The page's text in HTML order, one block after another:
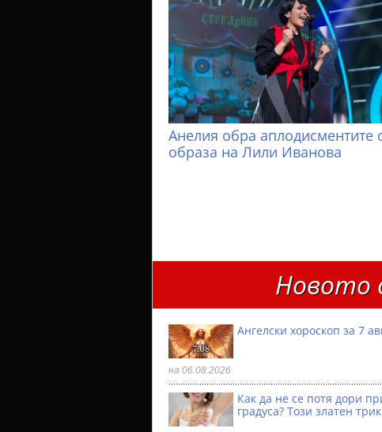
Анелия обра аплодисментите
образа на Лили Иванова
Новото
Ангелски хороскоп за 7
на 06.08.2026
Как да не се потя дори
градуса? Този златен